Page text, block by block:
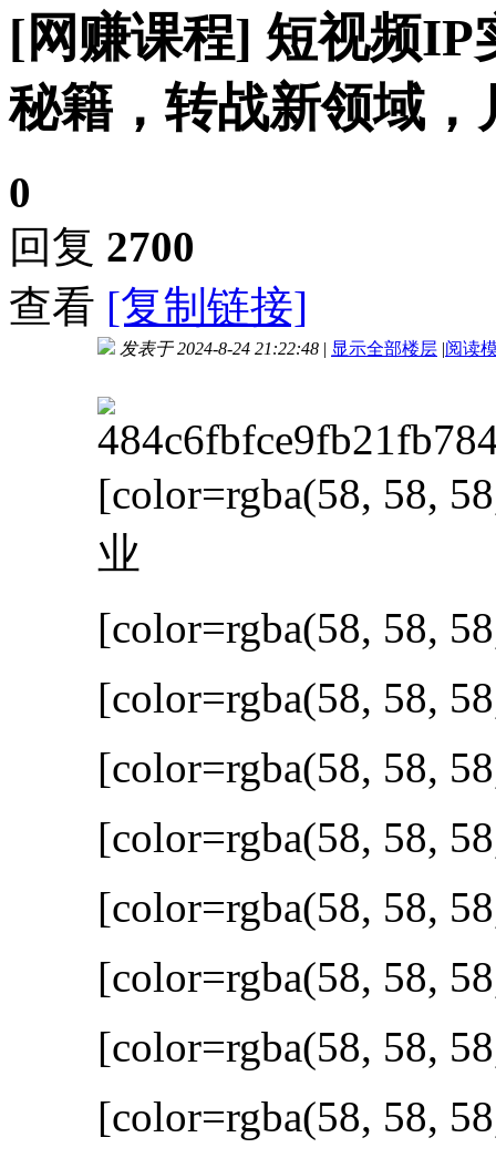
[网赚课程] 短视频IP
秘籍，转战新领域，
0
回复 2700
查看 [复制链接]
发表于 2024-8-24 21:22:48 | 显示全部楼层 |阅读
[color=rgba(58, 58,
业
[color=rgba(58, 58,
[color=rgba(58, 58,
[color=rgba(58, 58,
[color=rgba(58, 58,
[color=rgba(58, 58,
[color=rgba(58, 58,
[color=rgba(58, 58,
[color=rgba(58, 58,